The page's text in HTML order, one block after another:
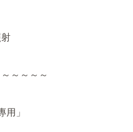
～～～～
用」